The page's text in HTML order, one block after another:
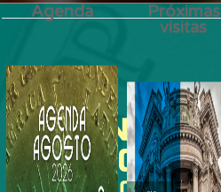
Agenda
Próximas
visitas